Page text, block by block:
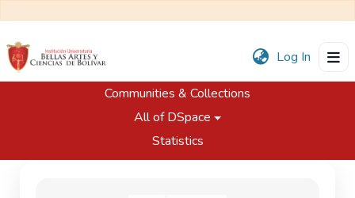
Log In
Communities & Collections
All of DSpace
Statistics
Trabajos de Grado
Programa de Música
Descripción y análisis rítmico melódico de la música de Pito atravesao en Morroa, Sucre